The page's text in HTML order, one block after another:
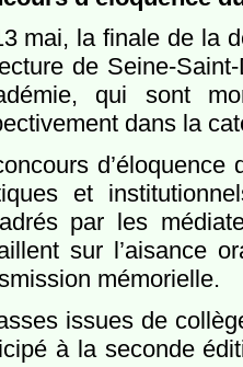
mai, la finale de la
de Seine-
qui sont
dans la
et
par les
sur l’aisance
mémorielle.
issues de
à la seconde